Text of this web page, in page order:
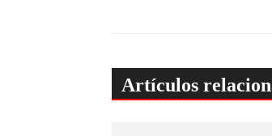
Artículos